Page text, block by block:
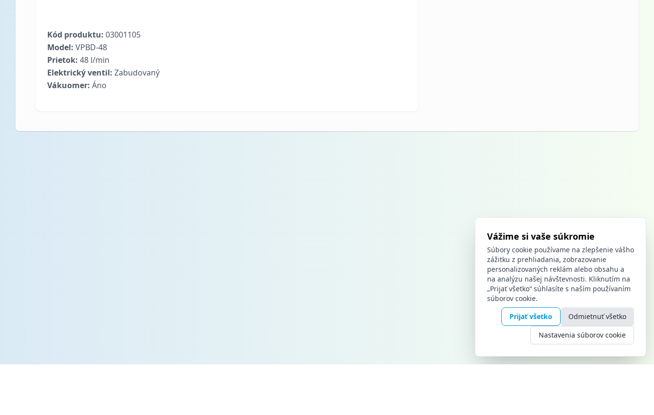
Kód produktu: 03001105
Model: VPBD-48
Prietok: 48 l/min
Elektrický ventil: Zabudovaný
Vákuomer: Áno
Vážime si vaše súkromie
Súbory cookie používame na zlepšenie vášho
zážitku z prehliadania, zobrazovanie
personalizovaných reklám alebo obsahu a
na analýzu našej návštevnosti. Kliknutím na
„Prijať všetko“ súhlasíte s naším používaním
súborov cookie.
Prijať všetko
Odmietnuť všetko
Nastavenia súborov cookie